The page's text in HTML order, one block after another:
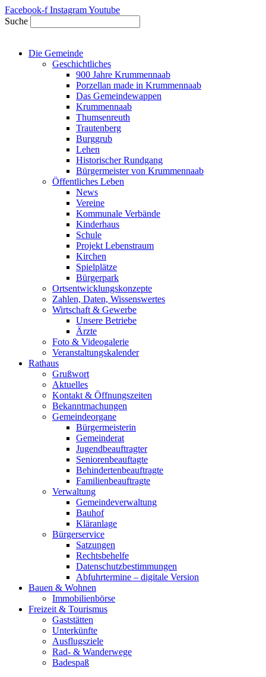
Zum
Inhalt
springen
Facebook-f InstagramYoutube
Suche
Die Gemeinde
Geschichtliches
900 Jahre Krummennaab
Porzellan made in Krummennaab
Das Gemeindewappen
Krummennaab
Thumsenreuth
Trautenberg
Burggrub
Lehen
Historischer Rundgang
Bürgermeister von Krummennaab
Öffentliches Leben
News
Vereine
Kommunale Verbände
Kinderhaus
Schule
Projekt Lebenstraum
Kirchen
Spielplätze
Bürgerpark
Ortsentwicklungskonzepte
Zahlen, Daten, Wissenswertes
Wirtschaft & Gewerbe
Unsere Betriebe
Ärzte
Foto & Videogalerie
Veranstaltungskalender
Rathaus
Grußwort
Aktuelles
Kontakt & Öffnungszeiten
Bekanntmachungen
Gemeindeorgane
Bürgermeisterin
Gemeinderat
Jugendbeauftragter
Seniorenbeauftagte
Behindertenbeauftragte
Familienbeauftragte
Verwaltung
Gemeindeverwaltung
Bauhof
Kläranlage
Bürgerservice
Satzungen
Rechtsbehelfe
Datenschutzbestimmungen
Abfuhrtermine – digitale Version
Bauen & Wohnen
Immobilienbörse
Freizeit & Tourismus
Gaststätten
Unterkünfte
Ausflugsziele
Rad- & Wanderwege
Badespaß